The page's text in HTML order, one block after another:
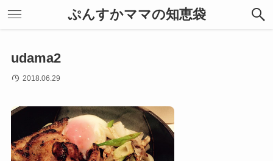
ぷんすかママの知恵袋
udama2
2018.06.29